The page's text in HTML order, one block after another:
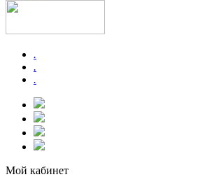
.
.
.
Мой кабинет